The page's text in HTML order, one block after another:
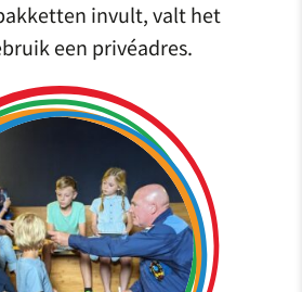
invult, valt het
een privéadres.